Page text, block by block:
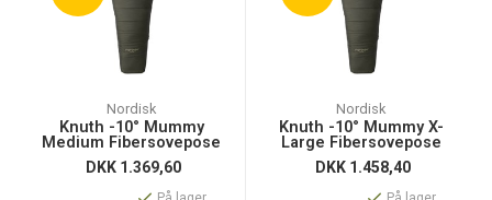
Nordisk
Knuth -10° Mummy
Medium Fibersovepose
DKK 1.369,60
Nordisk
Knuth -10° Mummy X-
Large Fibersovepose
DKK 1.458,40